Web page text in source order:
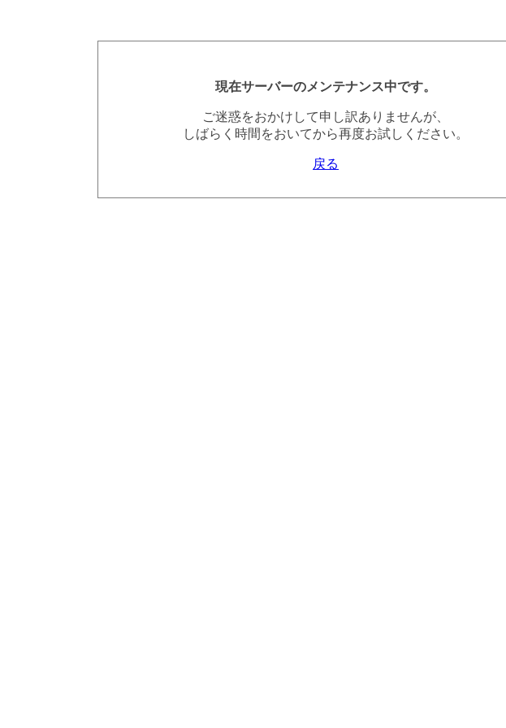
現在サーバーのメンテナンス中です。
ご迷惑をおかけして申し訳ありませんが、
しばらく時間をおいてから再度お試しください。
戻る